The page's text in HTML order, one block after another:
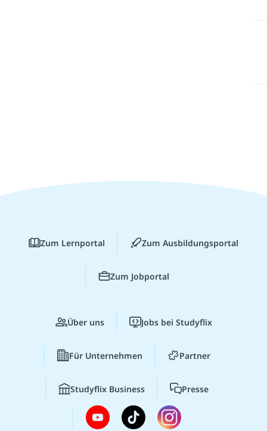
Zum Lernportal Zum Ausbildungsportal
Zum Jobportal
Über uns Jobs bei Studyflix
Für Unternehmen Partner
Studyflix Business Presse